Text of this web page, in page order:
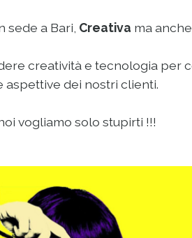
sede a Bari, Creativa ma
creatività e tecnologia per
aspettive dei nostri clienti.
vogliamo solo stupirti !!!